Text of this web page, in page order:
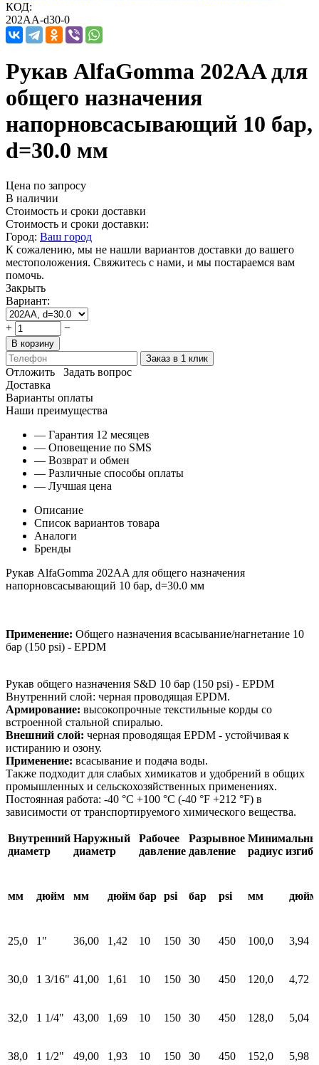
КОД:
202AA-d30-0
Рукав AlfaGomma 202AA для
общего назначения
напорновсасывающий 10 бар,
d=30.0 мм
Цена по запросу
В наличии
Стоимость и сроки доставки
Стоимость и сроки доставки:
Город: Ваш город
К сожалению, мы не нашли вариантов доставки до вашего
местоположения. Свяжитесь с нами, и мы постараемся вам
помочь.
Закрыть
Вариант:
+ −
В корзину
Заказ в 1 клик
Отложить
Задать вопрос
Доставка
Варианты оплаты
Наши преимущества
— Гарантия 12 месяцев
— Оповещение по SMS
— Возврат и обмен
— Различные способы оплаты
— Лучшая цена
Описание
Список вариантов товара
Аналоги
Бренды
Рукав AlfaGomma 202AA для общего назначения
напорновсасывающий 10 бар, d=30.0 мм
Применение: Общего назначения всасывание/нагнетание 10
бар (150 psi) - EPDM
Рукав общего назначения S&D 10 бар (150 psi) - EPDM
Внутренний слой: черная проводящая EPDM.
Армирование: высокопрочные текстильные корды со
встроенной стальной спиралью.
Внешний слой: черная проводящая EPDM - устойчивая к
истиранию и озону.
Применение: всасывание и подача воды.
Также подходит для слабых химикатов и удобрений в общих
промышленных и сельскохозяйственных применениях.
Постоянная работа: -40 °C +100 °C (-40 °F +212 °F) в
зависимости от транспортируемого химического вещества.
Внутренний
диаметр
Наружный
диаметр
Рабочее
давление
Разрывное
давление
радиус изгиба
мм дюйм мм дюйм бар psi бар psi мм дюйм
25,0 1" 36,00 1,42 10 150 30 450 100,0 3,94
30,0 1 3/16" 41,00 1,61 10 150 30 450 120,0 4,72
32,0 1 1/4" 43,00 1,69 10 150 30 450 128,0 5,04
38,0 1 1/2" 49,00 1,93 10 150 30 450 152,0 5,98